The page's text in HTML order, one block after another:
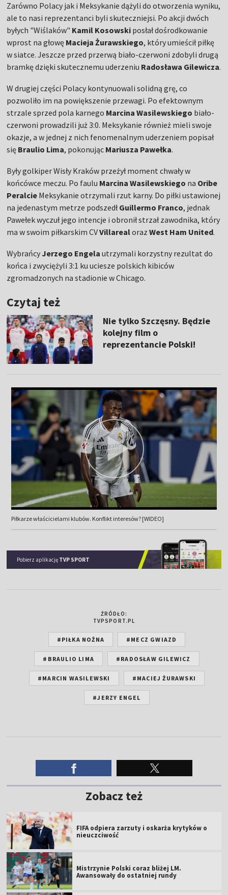
Zarówno Polacy jak i Meksykanie dążyli do otworzenia wyniku,
ale to nasi reprezentanci byli skuteczniejsi. Po akcji dwóch
byłych "Wiślaków" Kamil Kosowski posłał dośrodkowanie
wprost na głowę Macieja Żurawskiego, który umieścił piłkę
w siatce. Jeszcze przed przerwą biało-czerwoni zdobyli drugą
bramkę dzięki skutecznemu uderzeniu Radosława Gilewicza.
W drugiej części Polacy kontynuowali solidną grę, co
pozwoliło im na powiększenie przewagi. Po efektownym
strzale sprzed pola karnego Marcina Wasilewskiego biało-
czerwoni prowadzili już 3:0. Meksykanie również mieli swoje
okazje, a w jednej z nich fenomenalnym uderzeniem popisał
się Braulio Lima, pokonując Mariusza Pawełka.
Były golkiper Wisły Kraków przeżył moment chwały w
końcówce meczu. Po faulu Marcina Wasilewskiego na Oribe
Peralcie Meksykanie otrzymali rzut karny. Do piłki ustawionej
na jedenastym metrze podszedłGuillermo Franco, jednak
Pawełek wyczuł jego intencje i obronił strzał zawodnika, który
ma w swoim piłkarskim CVVillarealorazWest Ham United.
Wybrańcy Jerzego Engela utrzymali korzystny rezultat do
końca i zwyciężyli 3:1 ku uciesze polskich kibiców
zgromadzonych na stadionie w Chicago.
Czytaj też
Nie tylko Szczęsny. Będzie
kolejny film o
reprezentancie Polski!
Piłkarze właścicielami klubów. Konflikt interesów? [WIDEO]
Pobierz aplikację TVP SPORT
ŹRÓDŁO:
TVPSPORT.PL
#PIŁKA NOŻNA #MECZ GWIAZD
#BRAULIO LIMA #RADOSŁAW GILEWICZ
#MARCIN WASILEWSKI #MACIEJ ŻURAWSKI
#JERZY ENGEL
Zobacz też
FIFA odpiera zarzuty i oskarża krytyków o
nieuczciwość
Mistrzynie Polski coraz bliżej LM.
Awansowały do ostatniej rundy